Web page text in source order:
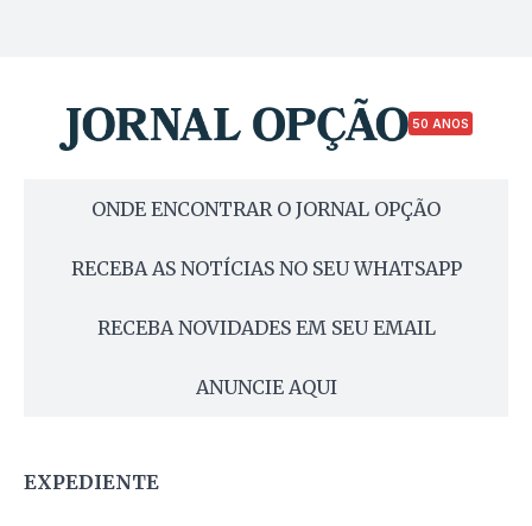
50 ANOS
ONDE ENCONTRAR O JORNAL OPÇÃO
RECEBA AS NOTÍCIAS NO SEU WHATSAPP
RECEBA NOVIDADES EM SEU EMAIL
ANUNCIE AQUI
EXPEDIENTE